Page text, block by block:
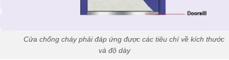
Cửa chống cháy phải đáp ứng được các tiêu chí về kích thước
và độ dày